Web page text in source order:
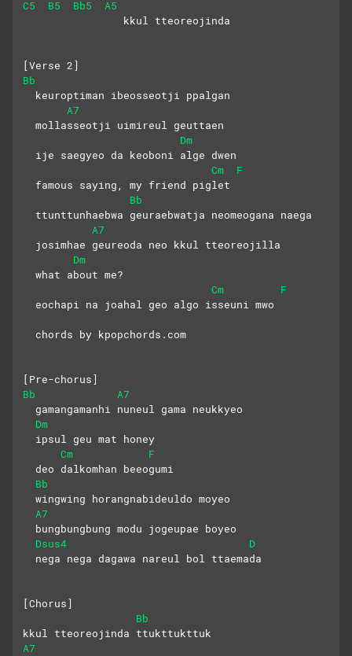
C5
B5 Bb5
A5
                kkul tteoreojinda
[Verse 2]
Bb
  keuroptiman ibeosseotji ppalgan
A7
  mollasseotji uimireul geuttaen
Dm
  ije saegyeo da keoboni alge dwen
Cm
F
  famous saying, my friend piglet
Bb
  ttunttunhaebwa geuraebwatja neomeogana naega
A7
  josimhae geureoda neo kkul tteoreojilla
Dm
  what about me?
Cm
F
  eochapi na joahal geo algo isseuni mwo
  chords by kpopchords.com
[Pre-chorus]
Bb
A7
  gamangamanhi nuneul gama neukkyeo
Dm
  ipsul geu mat honey
Cm
F
  deo dalkomhan beeogumi
Bb
  wingwing horangnabideuldo moyeo
A7
  bungbungbung modu jogeupae boyeo
Dsus4
D
  nega nega dagawa nareul bol ttaemada
[Chorus]
Bb
kkul tteoreojinda ttukttukttuk
A7